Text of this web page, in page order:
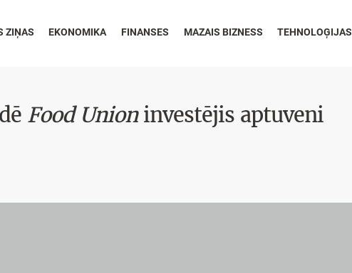
ZIŅAS EKONOMIKA FINANSES MAZAIS BIZNESS TEHNOLOĢIJAS
Food Unioninvestējis aptuveni